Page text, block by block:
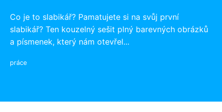
Co je to slabikář? Pamatujete si na svůj první
slabikář? Ten kouzelný sešit plný barevných obrázků
a písmenek, který nám otevřel...
práce